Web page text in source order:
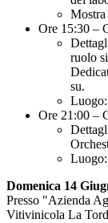
Ore 15:30 –
ruolo
su.
Ore 21:00 –
Luogo:
Domenica 14
Presso "Azienda
Vitivinicola La